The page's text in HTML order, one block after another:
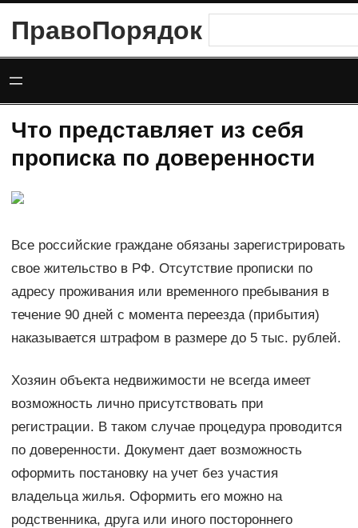
содержимому
ПравоПорядок
Что представляет из себя
прописка по доверенности
Все российские граждане обязаны зарегистрировать
свое жительство в РФ. Отсутствие прописки по
адресу проживания или временного пребывания в
течение 90 дней с момента переезда (прибытия)
наказывается штрафом в размере до 5 тыс. рублей.
Хозяин объекта недвижимости не всегда имеет
возможность лично присутствовать при
регистрации. В таком случае процедура проводится
по доверенности. Документ дает возможность
оформить постановку на учет без участия
владельца жилья. Оформить его можно на
родственника, друга или иного постороннего